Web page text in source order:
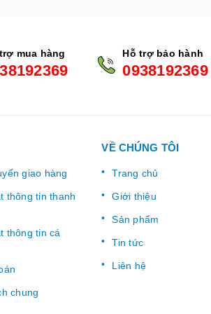
mua hàng Hỗ trợ bảo hành
0938192369
giao hàng
thông tin thanh
thông tin cá
chung
VỀ CHÚNG TÔI
Trang chủ
Giới thiệu
Sản phẩm
Tin tức
Liên hệ